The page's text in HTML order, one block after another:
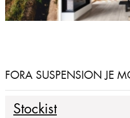
FORA SUSPENSION JE
Stockist